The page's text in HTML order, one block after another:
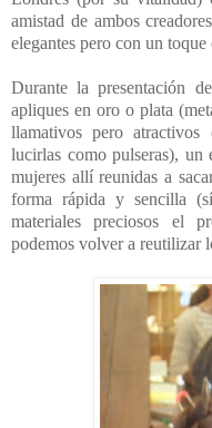
amistad de ambos
elegantes pero con un
Durante la presentación
apliques en oro o plata
llamativos pero
lucirlas como pulseras), un
mujeres allí reunidas a
forma rápida y sencilla
materiales preciosos el
podemos volver a reutilizar